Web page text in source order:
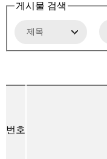
게시물 검색
번호